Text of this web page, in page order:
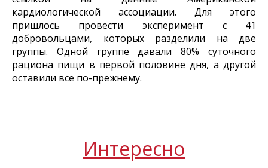
кардиологической ассоциации. Для этого
пришлось провести эксперимент с 41
добровольцами, которых разделили на две
группы. Одной группе давали 80% суточного
рациона пищи в первой половине дня, а другой
оставили все по-прежнему.
Интересно